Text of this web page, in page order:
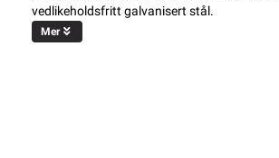
vedlikeholdsfritt galvanisert stål.
Mer